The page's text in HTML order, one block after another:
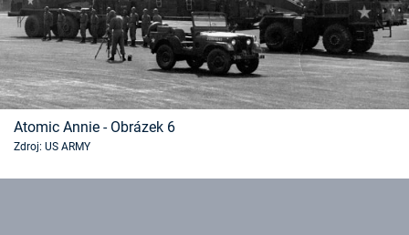
Atomic Annie - Obrázek 6
Zdroj: US ARMY